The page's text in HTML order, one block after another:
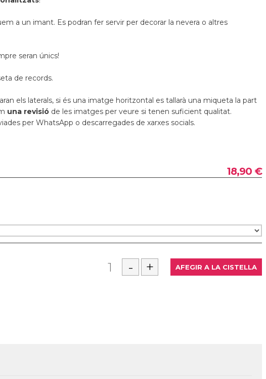
a un imant. Es podran fer servir per decorar la nevera o altres
seran únics!
de records.
els laterals, si és una imatge horitzontal es tallarà una miqueta la part
una revisió de les imatges per veure si tenen suficient qualitat.
per WhatsApp o descarregades de xarxes socials.
18,90 €